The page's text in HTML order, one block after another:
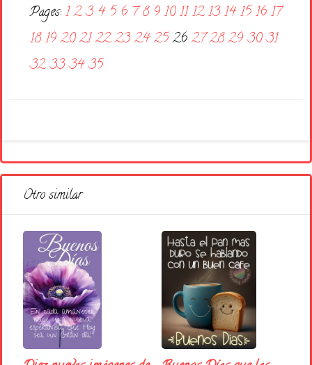
Pages: 1 2 3 4 5 6 7 8 9 10 11 12 13 14 15 16 17
18 19 20 21 22 23 24 25 26 27 28 29 30 31
32 33 34 35
Otro similar